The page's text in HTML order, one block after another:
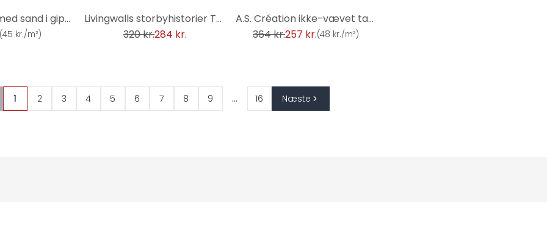
Enkelt tapet med sand i gipslook - almindeligt tapet med struktur - struktureret tapet til at tage a
(45 kr./m²)
Livingwalls storbyhistorier THE WALL - tapet med steneffekt
320 kr.284 kr.
A.S. Création ikke-vævet tapet il Decoro tapet - Naturstenslook - Beige, Grå
364 kr.257 kr.(48 kr./m²)
1 2 3 4 5 6 7 8 9 ... 16 Næste